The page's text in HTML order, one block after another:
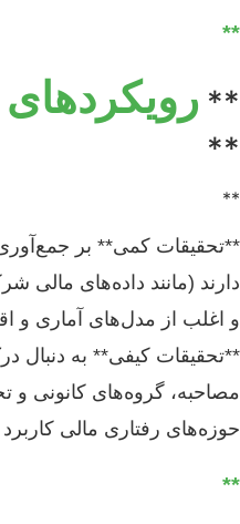
**
**
**
**
**تحقیقات کمی** بر
دارند (مانند داده‌های مالی
و اغلب از مدل‌های آماری و
**تحقیقات کیفی** به دنبال
مصاحبه، گروه‌های کانونی و
حوزه‌های رفتاری مالی
**